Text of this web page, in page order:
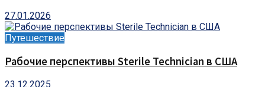
27.01.2026
Путешествие
Рабочие перспективы Sterile Technician в США
23.12.2025